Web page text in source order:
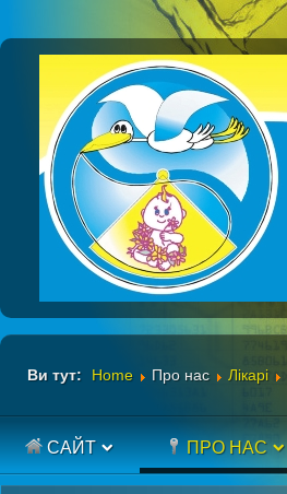
Ви тут: Home Про нас Лікарі
САЙТ ПРО НАС